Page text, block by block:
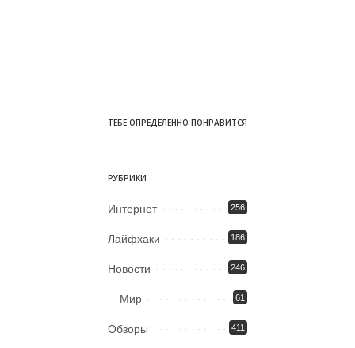
ТЕБЕ ОПРЕДЕЛЕННО ПОНРАВИТСЯ
РУБРИКИ
Интернет 256
Лайфхаки 186
Новости 246
Мир 61
Обзоры 411